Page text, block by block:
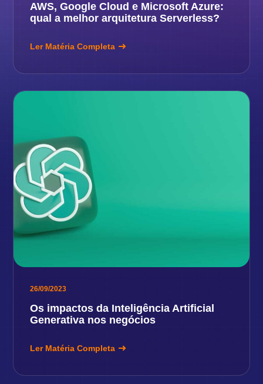
AWS, Google Cloud e Microsoft Azure:
qual a melhor arquitetura Serverless?
Ler Matéria Completa
26/09/2023
Os impactos da Inteligência Artificial
Generativa nos negócios
Ler Matéria Completa